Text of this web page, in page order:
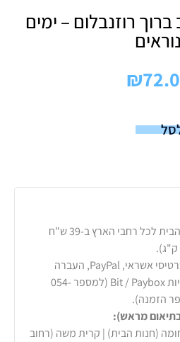
רוזנבלום – ימים
נוראים
₪
שליח עד הבית לכל רחבי הארץ ב-39 ש"ח
כרטיסי אשראי, PayPal, העברה
בנקאית או באפליקציות Bit / Paybox (למספר 054-
מראש):
(חנות הבית) | קרית משה (רחוב